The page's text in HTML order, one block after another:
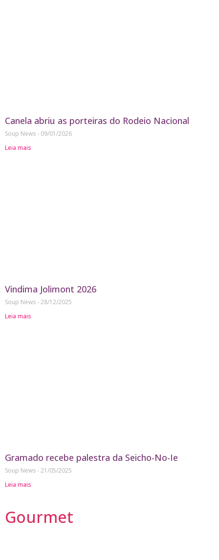
Canela abriu as porteiras do Rodeio Nacional
Soup News
09/01/2026
Leia mais
Vindima Jolimont 2026
Soup News 28/12/2025
Leia mais
Gramado recebe palestra da Seicho-No-Ie
Soup News 21/05/2025
Leia mais
Gourmet